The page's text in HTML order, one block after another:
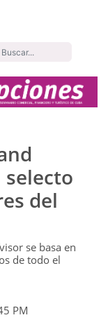
navigation
del
se basa en
de todo el
PM